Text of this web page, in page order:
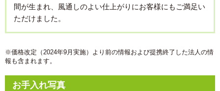
間が生まれ、風通しのよい仕上がりにお客様にもご満足い
ただけました。
※価格改定（2024年9月実施）より前の情報および提携終了した法人の情
報も含まれます。
お手入れ写真